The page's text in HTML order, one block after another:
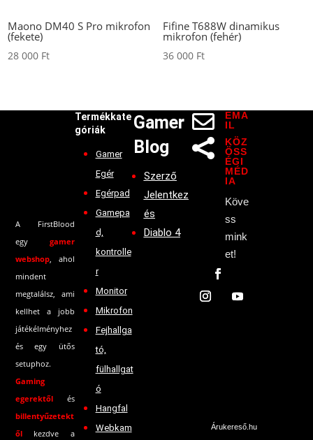
Maono DM40 S Pro mikrofon
(fekete)
28 000 Ft
Fifine T688W dinamikus
mikrofon (fehér)
36 000 Ft
A FirstBlood
egy gamer
webshop, ahol
mindent
megtalálsz, ami
kellhet a jobb
játékélményhez
és egy ütős
setuphoz.
Gaming
egerektől és
billentyűzetekt
ől kezdve a
Termékkate
góriák
Gamer
Egér
Egérpad
Gamepa
d,
kontrolle
r
Monitor
Mikrofon
Fejhallga
tó,
fülhallgat
ó
Hangfal
Webkam
Gamer
Blog
Szerző
Jelentkez
és
Diablo 4

EMA
IL

KÖZ
ÖSS
ÉGI
MÉD
IA
Köve
ss
mink
et!
Árukereső.hu